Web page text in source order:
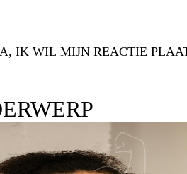
IK WIL MIJN REACTIE